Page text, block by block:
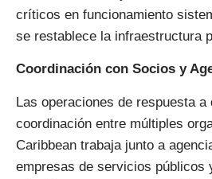
críticos en funcionamiento
se restablece la infraestructura
Coordinación con Socios y
Las operaciones de respuesta
coordinación entre múltiples
Caribbean trabaja junto a
empresas de servicios públicos